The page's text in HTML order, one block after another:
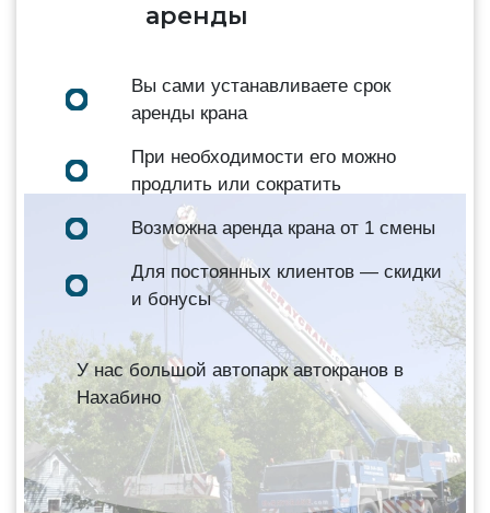
аренды
Вы сами устанавливаете срок
аренды крана
При необходимости его можно
продлить или сократить
Возможна аренда крана от 1 смены
Для постоянных клиентов — скидки
и бонусы
У нас большой автопарк автокранов в
Нахабино